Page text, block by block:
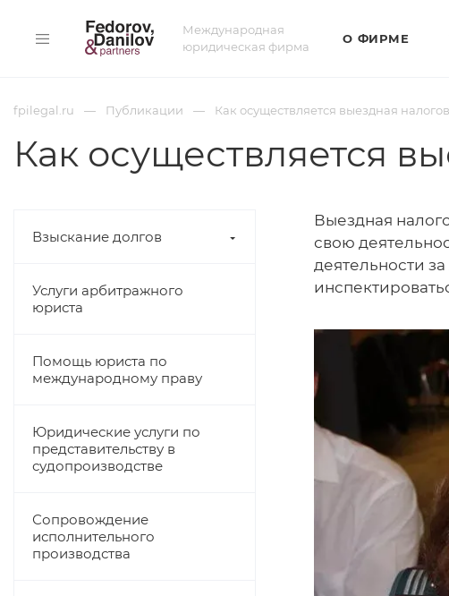
Международная
юридическая фирма
О ФИРМЕ
fpilegal.ru Публикации Как осуществляется выездная
Как осуществляется
Взыскание долгов
Услуги арбитражного
юриста
Помощь юриста по
международному праву
Юридические услуги по
представительству в
судопроизводстве
Сопровождение
исполнительного
производства
Выездная
свою
деятельности